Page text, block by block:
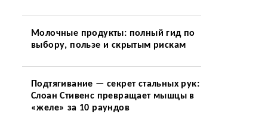
Молочные продукты: полный гид по
выбору, пользе и скрытым рискам
Подтягивание — секрет стальных рук:
Слоан Стивенс превращает мышцы в
«желе» за 10 раундов